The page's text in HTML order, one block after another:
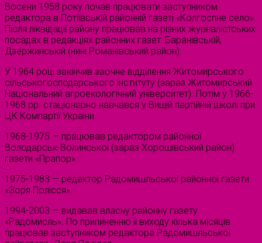
Восени 1958 року почав працювати заступником
редактора в Потіївській районній газеті «Колгоспне село».
Після ліквідації району працював на різних журналістських
посадах в редакціях районних газет: Баранівській,
Дзержинській (нині Романівський район).
У 1964 році закінчив заочне відділення Житомирського
сільськогосподарського інституту (зараз Житомирський
Національний агроекологічний університет). Потім у 1966-
1968 рр. стаціонарно навчався у Вищій партійній школі при
ЦК Компартії України.
1968-1975 — працював редактором районної
Володарськ-Волинської (зараз Хорошівський район)
газети «Прапор».
1975-1983 — редактор Радомишльської районної газети
«Зоря Полісся».
1994-2003 — видавав власну районну газету
«Радомисль». По припиненню її виходу кілька місяців
працював заступником редактора Радомишльської